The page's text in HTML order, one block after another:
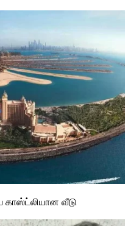
காஸ்ட்லியான வீடு